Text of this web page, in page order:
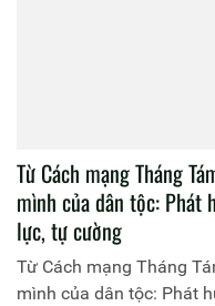
Từ Cách mạng Tháng
mình của dân tộc:
lực, tự cường
Từ Cách mạng Tháng
mình của dân tộc: Phát